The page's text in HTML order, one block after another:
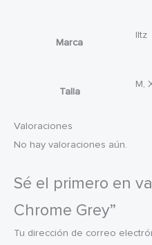
Marca
Iltz
Talla
M,
Valoraciones
No hay valoraciones aún.
Sé el primero en
Chrome Grey”
Tu dirección de correo